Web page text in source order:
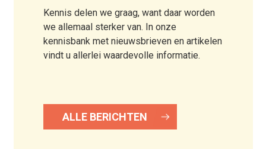
Kennis delen we graag, want daar worden
we allemaal sterker van. In onze
kennisbank met nieuwsbrieven en artikelen
vindt u allerlei waardevolle informatie.
ALLE BERICHTEN